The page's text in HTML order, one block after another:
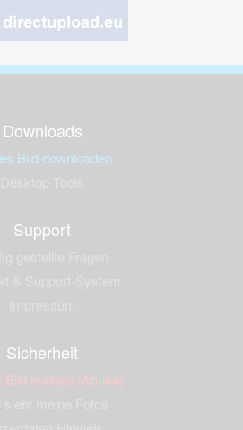
Downloads
Bild downloaden
Support
Sicherheit
Bild melden (Abuse)